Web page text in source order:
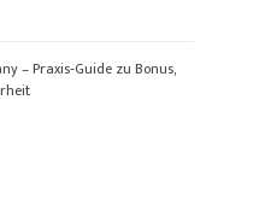
– Praxis‑Guide zu Bonus,